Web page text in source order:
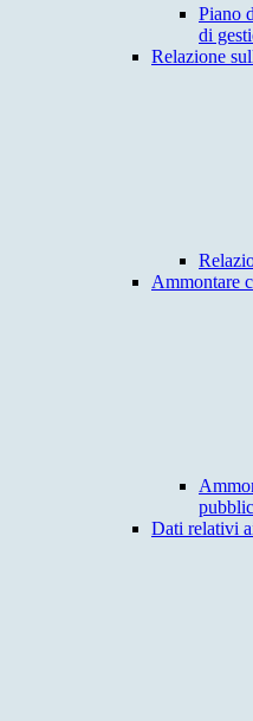
Piano
di
Relazione
Ammontare
Dati relativi